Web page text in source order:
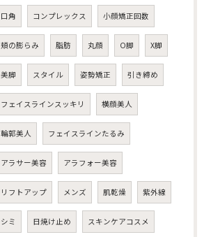
口角 コンプレックス 小顔矯正回数
頬の膨らみ 脂肪 丸顔 O脚 X脚
美脚 スタイル 姿勢矯正 引き締め
フェイスラインスッキリ 横顔美人
輪郭美人 フェイスラインたるみ
アラサー美容 アラフォー美容
リフトアップ メンズ 肌乾燥 紫外線
シミ 日焼け止め スキンケアコスメ